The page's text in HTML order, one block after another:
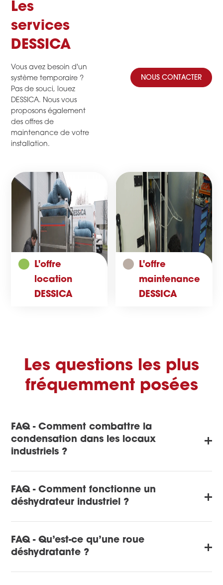
Les
services
DESSICA
Vous avez besoin d'un
système temporaire ?
Pas de souci, louez
DESSICA. Nous vous
proposons également
des offres de
maintenance de votre
installation.
NOUS CONTACTER
L'offre
location
DESSICA
L'offre
maintenance
DESSICA
Les questions les plus
fréquemment posées
FAQ - Comment combattre la
condensation dans les locaux
industriels ?
FAQ - Comment fonctionne un
déshydrateur industriel ?
FAQ - Qu’est-ce qu’une roue
déshydratante ?